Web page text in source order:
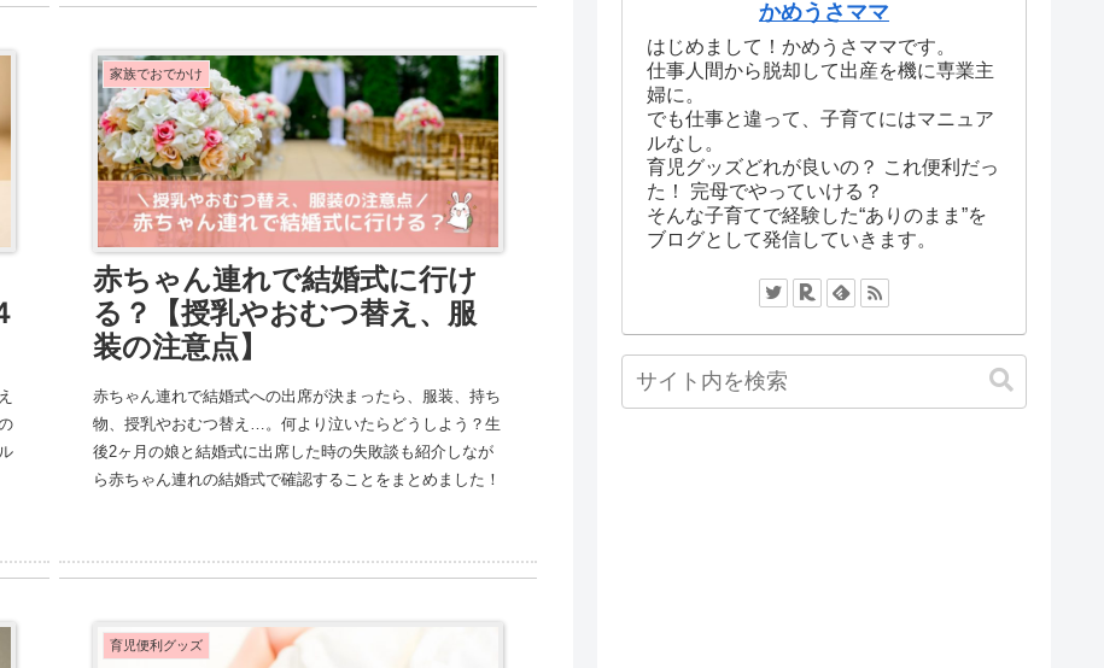
家族でおでかけ
赤ちゃん連れで結婚式に行け
る？【授乳やおむつ替え、服
装の注意点】
赤ちゃん連れで結婚式への出席が決まったら、服装、持ち
物、授乳やおむつ替え…。何より泣いたらどうしよう？生
後2ヶ月の娘と結婚式に出席した時の失敗談も紹介しなが
ら赤ちゃん連れの結婚式で確認することをまとめました！
育児便利グッズ
かめうさママ
はじめまして！かめうさママです。
仕事人間から脱却して出産を機に専業主
婦に。
でも仕事と違って、子育てにはマニュア
ルなし。
育児グッズどれが良いの？ これ便利だっ
た！ 完母でやっていける？
そんな子育てで経験した“ありのまま”を
ブログとして発信していきます。